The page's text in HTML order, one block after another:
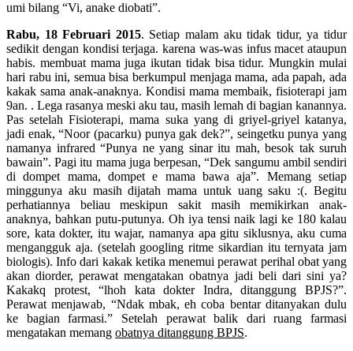
umi bilang “Vi, anake diobati”.
Rabu, 18 Februari 2015. Setiap malam aku tidak tidur, ya tidur
sedikit dengan kondisi terjaga. karena was-was infus macet ataupun
habis. membuat mama juga ikutan tidak bisa tidur. Mungkin mulai
hari rabu ini, semua bisa berkumpul menjaga mama, ada papah, ada
kakak sama anak-anaknya. Kondisi mama membaik, fisioterapi jam
9an. . Lega rasanya meski aku tau, masih lemah di bagian kanannya.
Pas setelah Fisioterapi, mama suka yang di griyel-griyel katanya,
jadi enak, “Noor (pacarku) punya gak dek?”, seingetku punya yang
namanya infrared “Punya ne yang sinar itu mah, besok tak suruh
bawain”. Pagi itu mama juga berpesan, “Dek sangumu ambil sendiri
di dompet mama, dompet e mama bawa aja”. Memang setiap
minggunya aku masih dijatah mama untuk uang saku :(. Begitu
perhatiannya beliau meskipun sakit masih memikirkan anak-
anaknya, bahkan putu-putunya. Oh iya tensi naik lagi ke 180 kalau
sore, kata dokter, itu wajar, namanya apa gitu siklusnya, aku cuma
mengangguk aja. (setelah googling ritme sikardian itu ternyata jam
biologis). Info dari kakak ketika menemui perawat perihal obat yang
akan diorder, perawat mengatakan obatnya jadi beli dari sini ya?
Kakakq protest, “lhoh kata dokter Indra, ditanggung BPJS?”.
Perawat menjawab, “Ndak mbak, eh coba bentar ditanyakan dulu
ke bagian farmasi.” Setelah perawat balik dari ruang farmasi
mengatakan memang obatnya ditanggung BPJS.